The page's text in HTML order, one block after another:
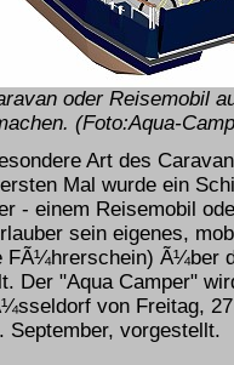
oder Reisemobil
(Foto:Aqua-
Art des
Mal wurde ein
- einem Reisemobil
sein eigenes,
FÃ¼hrerschein) Ã¼ber
Der "Aqua Camper"
von Freitag,
September, vorgestellt.